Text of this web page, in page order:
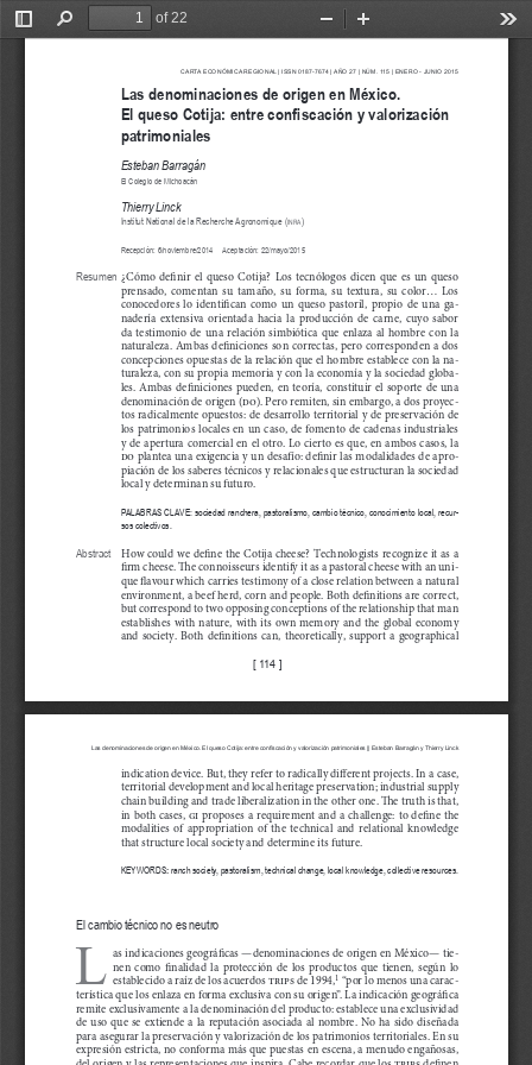
Toggle
Find
of 22
Zoom
CARTA ECONÓMICA REGIONAL | ISSN 0187-7674 | AÑO 27 | NÚM. 115 | ENERO - JUNIO 2015
[ 114 ]
Las denominaciones de origen en México.
El queso Cotija: entre confiscación y valorización
patrimoniales
Esteban Barragán
El Colegio de Michoacán
Thierry Linck
Institut National de la Recherche Agronomique (inra)
Recepción: 6/noviembre/2014     Aceptación: 22/mayo/2015
Resumen ¿Cómo  definir  el  queso  Cotija?  Los  tecnólogos  dicen  que  es  un  queso
prensado,  comentan  su  tamaño,  su  forma,  su  textura,  su  color...  Los
conocedores  lo  identifican  como  un  queso  pastoril,  propio  de  una  ga-
nadería  extensiva  orientada  hacia  la  producción  de  carne,  cuyo  sabor
da  testimonio  de  una  relación  simbiótica  que  enlaza  al  hombre  con  la
naturaleza. Ambas definiciones son correctas, pero corresponden a dos
concepciones opuestas de la relación que el hombre establece con la na
turaleza, con su propia memoria y con la economía y la sociedad globa-
les.  Ambas  definiciones  pueden,  en  teoría,  constituir  el  soporte  de  una
denominación de origen (do). Pero remiten, sin embargo, a dos proyec
tos radicalmente opuestos: de desarrollo territorial y de preservación de
los  patrimonios  locales  en  un  caso,  de  fomento  de  cadenas  industriales
y de apertura comercial en el otro. Lo cierto es que, en ambos casos, la
do plantea una exigencia y un desafío: definir las modalidades de apro-
piación de los saberes técnicos y relacionales que estructuran la sociedad
local y determinan su futuro.
PALABRAS CLAVE: sociedad ranchera, pastoralismo, cambio técnico, conocimiento local, recur-
sos colectivos.
Abstract
   How could we de
fine the Cotija cheese? Technologists recognize it as a
firm cheese. The connoisseurs identify it as a pastoral cheese with an uni-
que flavour which carries testimony of a close relation between a natural
environment, a beef herd, corn and people. Both definitions are correct,
but correspond to two opposing conceptions of the relationship that man
establishes  with  nature,  with  its  own  memory  and  the  global  economy
and  society.  Both  definitions  can,  theoretically,  support  a  geographical
Las denominaciones de origen en México. El queso Cotija: entre confiscación y valorización patrimoniales || Esteban Barragán y Thierry Linck
indication device. But, they refer to radically different projects. In a case,
territorial development and local heritage preservation; industrial supply
chain building and trade liberalization in the other one. The truth is that,
in  both  cases, gi
  proposes  a  requirement  and  a  challenge:  to  de
fine  the
modalities  of  appropriation  of  the  technical  and  relational  knowledge
that structure local society and determine its future.
KEYWORDS: ranch society, pastoralism, technical change, local knowledge, collective resources.
El cambio técnico no es neutro
L as indicaciones geográficas —denominaciones de origen en México— tie-
nen  como finalidad  la  protección  de  los  productos  que  tienen,  según  lo
establecido a raíz de los acuerdos trips de 1994, 1 “por lo menos una carac-
terística que los enlaza en forma exclusiva con su origen”. La indicación geográfica
remite exclusivamente a la denominación del producto: establece una exclusividad
de  uso  que  se  extiende  a  la  reputación  asociada  al  nombre.  No  ha  sido  diseñada
para asegurar la preservación y valorización de los patrimonios territoriales. En su
expresión estricta, no conforma más que puestas en escena, a menudo engañosas,
del origen y las representaciones que inspira. Cabe recordar que los trips definen